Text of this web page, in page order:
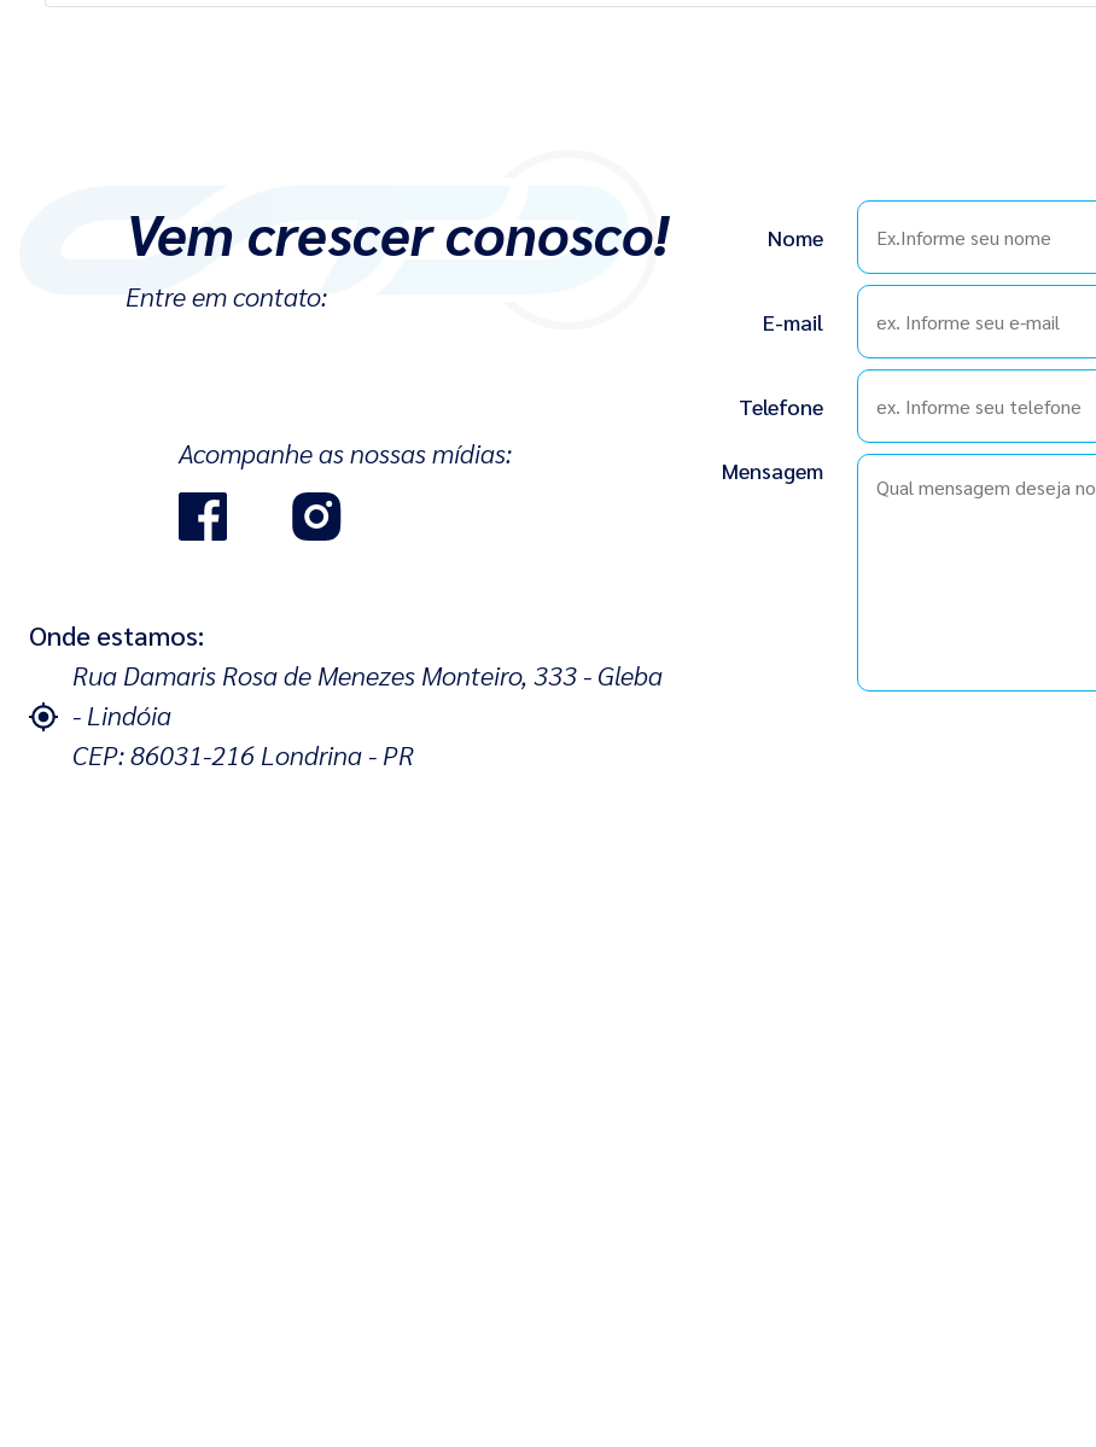
Vem crescer conosco!
Entre em contato:
Acompanhe as nossas mídias:
Onde estamos:
Rua Damaris Rosa de Menezes Monteiro, 333 - Gleba
- Lindóia
CEP: 86031-216 Londrina - PR
Nome
E-mail
Telefone
Mensagem